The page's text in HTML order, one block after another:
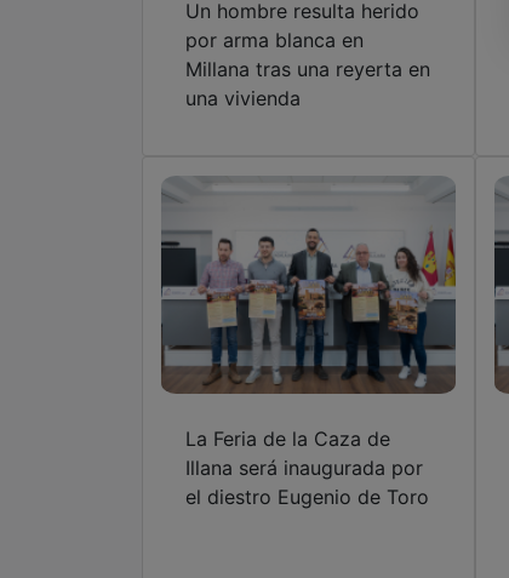
Un hombre resulta herido
por arma blanca en
Millana tras una reyerta en
una vivienda
La Feria de la Caza de
Illana será inaugurada por
el diestro Eugenio de Toro